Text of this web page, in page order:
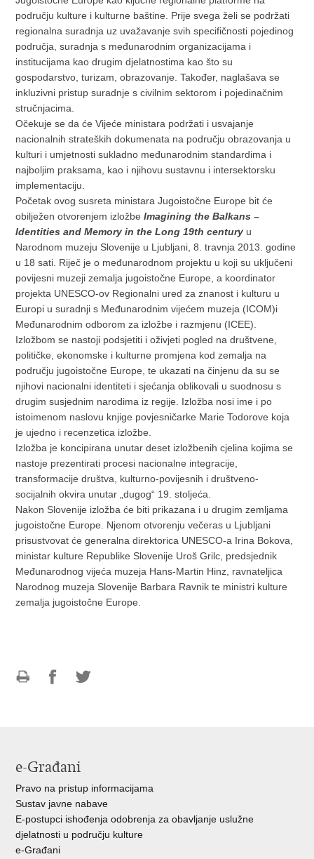
području kulture i kulturne baštine. Prije svega želi se podržati
regionalna suradnja uz uvažavanje svih specifičnosti pojedinog
područja, suradnja s međunarodnim organizacijama i
institucijama kao drugim djelatnostima kao što su
gospodarstvo, turizam, obrazovanje. Također, naglašava se
inkluzivni pristup suradnje s civilnim sektorom i pojedinačnim
stručnjacima.
Očekuje se da će Vijeće ministara podržati i usvajanje
nacionalnih strateških dokumenata na području obrazovanja u
kulturi i umjetnosti sukladno međunarodnim standardima i
najboljim praksama, kao i njihovu sustavnu i intersektorsku
implementaciju.
Početak ovog susreta ministara Jugoistočne Europe bit će
obilježen otvorenjem izložbeImagining the Balkans –
Identities and Memory in the Long 19th century u
Narodnom muzeju Slovenije u Ljubljani, 8. travnja 2013. godine
u 18 sati. Riječ je o međunarodnom projektu u koji su uključeni
povijesni muzeji zemalja jugoistočne Europe, a koordinator
projekta UNESCO-ov Regionalni ured za znanost i kulturu u
Europi u suradnji s Međunarodnim vijećem muzeja (ICOM)i
Međunarodnim odborom za izložbe i razmjenu (ICEE).
Izložbom se nastoji podsjetiti i oživjeti pogled na društvene,
političke, ekonomske i kulturne promjena kod zemalja na
području jugoistočne Europe, te ukazati na činjenu da su se
njihovi nacionalni identiteti i sjećanja oblikovali u suodnosu s
drugim susjednim narodima iz regije. Izložba nosi ime i po
istoimenom naslovu knjige povjesničarke Marie Todorove koja
je ujedno i recenzetica izložbe.
Izložba je koncipirana unutar deset izložbenih cjelina kojima se
nastoje prezentirati procesi nacionalne integracije,
transformacije društva, kulturno-povijesnih i društveno-
socijalnih okvira unutar „dugog“ 19. stoljeća.
Nakon Slovenije izložba će biti prikazana i u drugim zemljama
jugoistočne Europe. Njenom otvorenju večeras u Ljubljani
prisustvovat će generalna direktorica UNESCO-a Irina Bokova,
ministar kulture Republike Slovenije Uroš Grilc, predsjednik
Međunarodnog vijeća muzeja Hans-Martin Hinz, ravnateljica
Narodnog muzeja Slovenije Barbara Ravnik te ministri kulture
zemalja jugoistočne Europe.
e-Građani
Pravo na pristup informacijama
Sustav javne nabave
E-postupci ishođenja odobrenja za obavljanje uslužne
djelatnosti u području kulture
e-Građani